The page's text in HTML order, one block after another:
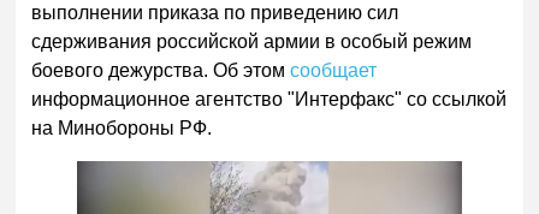
выполнении приказа по приведению сил
сдерживания российской армии в особый режим
боевого дежурства. Об этомсообщает
информационное агентство "Интерфакс" со ссылкой
на Минобороны РФ.